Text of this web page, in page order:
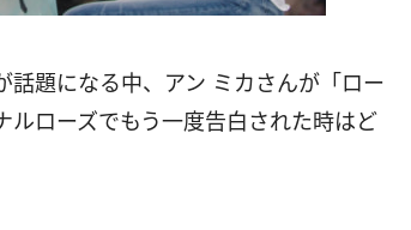
話題になる中、アン ミカさんが「ロー
ローズでもう一度告白された時はど